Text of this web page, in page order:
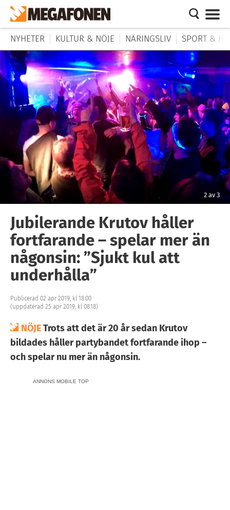
NYHETER KULTUR & NÖJE NÄRINGSLIV SPORT &
2 av 3
Jubilerande Krutov håller
fortfarande – spelar mer än
någonsin: ”Sjukt kul att
underhålla”
Publicerad 02 apr 2019, kl 18:00
(uppdaterad 25 apr 2019, kl 08:18)
NÖJETrots att det är 20 år sedan Krutov
bildades håller partybandet fortfarande ihop –
och spelar nu mer än någonsin.
ANNONS MOBILE TOP